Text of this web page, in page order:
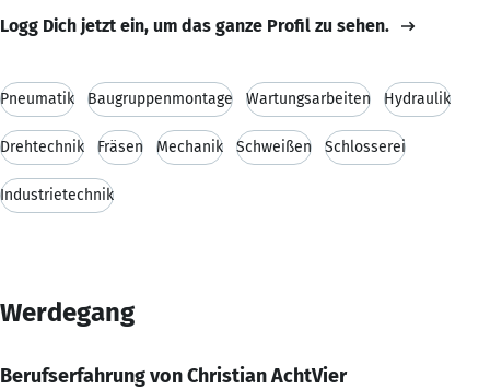
Logg Dich jetzt ein, um das ganze Profil zu sehen.
Pneumatik Baugruppenmontage Wartungsarbeiten Hydraulik
Drehtechnik Fräsen Mechanik Schweißen Schlosserei
Industrietechnik
Werdegang
Berufserfahrung von Christian AchtVier